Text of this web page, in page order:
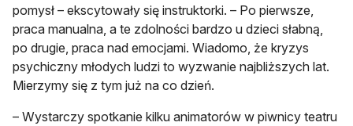
pomysł – ekscytowały się instruktorki. – Po pierwsze,
praca manualna, a te zdolności bardzo u dzieci słabną,
po drugie, praca nad emocjami. Wiadomo, że kryzys
psychiczny młodych ludzi to wyzwanie najbliższych lat.
Mierzymy się z tym już na co dzień.
– Wystarczy spotkanie kilku animatorów w piwnicy teatru